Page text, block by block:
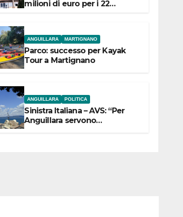
milioni di euro per i 22
ANGUILLARA MARTIGNANO
Parco: successo per Kayak
Tour a Martignano
ANGUILLARA POLITICA
Sinistra Italiana – AVS: “Per
Anguillara servono